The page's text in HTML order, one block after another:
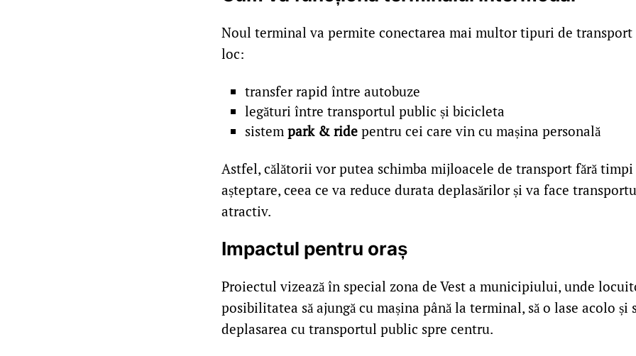
Noul terminal va permite conectarea mai multor tipuri de
loc:
transfer rapid între autobuze
legături între transportul public și bicicleta
sistempark & ride pentru cei care vin cu mașina personală
Astfel, călătorii vor putea schimba mijloacele de transport fără
așteptare, ceea ce va reduce durata deplasărilor și va face
atractiv.
Impactul pentru oraș
Proiectul vizează în special zona de Vest a municipiului, unde
posibilitatea să ajungă cu mașina până la terminal, să o lase acolo și
deplasarea cu transportul public spre centru.